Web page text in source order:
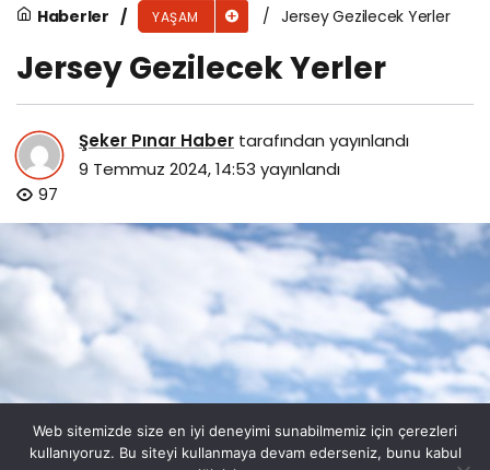
Haberler YAŞAM Jersey Gezilecek Yerler
Jersey Gezilecek Yerler
Şeker Pınar Haber tarafından yayınlandı
9 Temmuz 2024, 14:53 yayınlandı
97
Web sitemizde size en iyi deneyimi sunabilmemiz için çerezleri
kullanıyoruz. Bu siteyi kullanmaya devam ederseniz, bunu kabul